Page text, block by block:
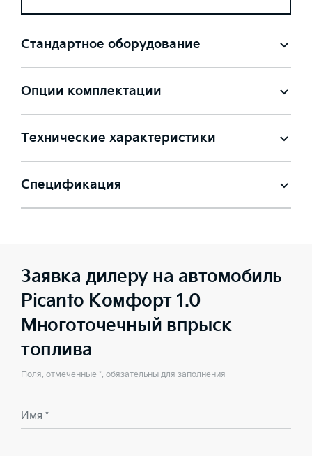
Стандартное оборудование
Опции комплектации
Технические характеристики
Спецификация
Заявка дилеру на автомобиль
Picanto Комфорт 1.0
Многоточечный впрыск
топлива
Поля, отмеченные *, обязательны для заполнения
Имя *